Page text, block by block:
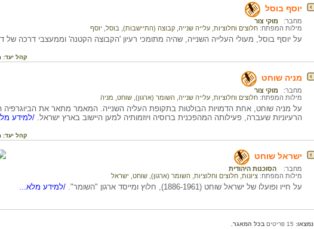
יוסף בוסל
מחבר:
מוקי צור
מילות המפתח: חלוצים וחלוציות עלייה שנייה קבוצה (התיישבות) בוסל, יוסף
על יוסף בוסל, מעולי העלייה השנייה, שהיה מתומכי רעיון 'הקבוצה הקטנה' וממעצבי דרכה של
קהל יעד:
מניה שוחט
מחבר:
מוקי צור
מילות המפתח: חלוצים וחלוציות עלייה שנייה השומר (ארגון) שוחט, מניה
על מניה שוחט, אחת הדמויות הבולטות בתקופת העליה השנייה. המאמר מתאר את
הרעיוניות שעברה, פעילותה המהפכנית ברוסיה ויוזמותיה למען היישוב בארץ ישראל. /למידע
קהל יעד:
ישראל שוחט
מחבר:
הסוכנות היהודית
מילות המפתח: ציונות חלוצים וחלוציות השומר (ארגון) שוחט, ישראל
על חייו ופועלו של ישראל שוחט (1886-1961), חלוץ ומייסד ארגון "השומר". /למידע מלא...
נמצאו:
בכל המאגר.